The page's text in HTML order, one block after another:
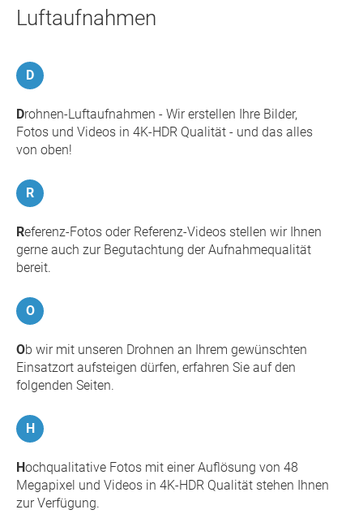
Luftaufnahmen
D
Drohnen-Luftaufnahmen - Wir erstellen Ihre Bilder,
Fotos und Videos in 4K-HDR Qualität - und das alles
von oben!
R
Referenz-Fotos oder Referenz-Videos stellen wir Ihnen
gerne auch zur Begutachtung der Aufnahmequalität
bereit.
O
Ob wir mit unseren Drohnen an Ihrem gewünschten
Einsatzort aufsteigen dürfen, erfahren Sie auf den
folgenden Seiten.
H
Hochqualitative Fotos mit einer Auflösung von 48
Megapixel und Videos in 4K-HDR Qualität stehen Ihnen
zur Verfügung.